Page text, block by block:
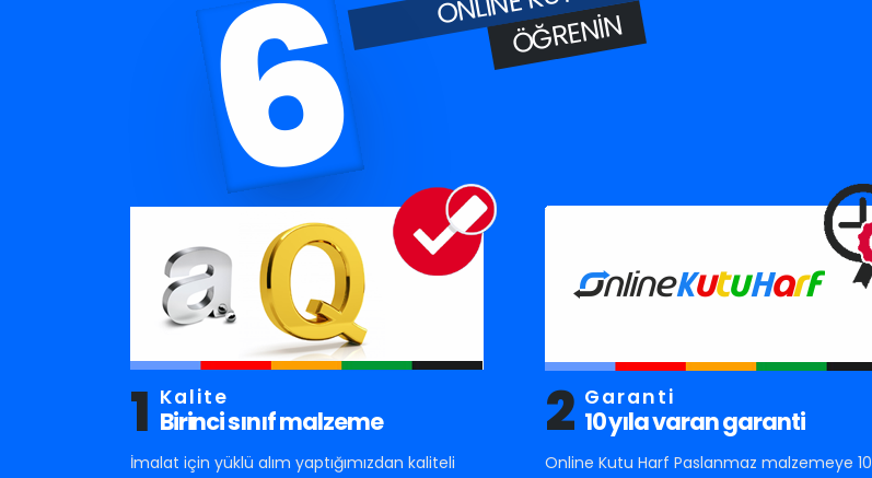
6 ÖĞRENIN
1 Kalite
Birinci sınıf malzeme
İmalat için yüklü alım yaptığımızdan kaliteli
2 Garanti
10 yıla varan garanti
Online Kutu Harf Paslanmaz malzemeye 10